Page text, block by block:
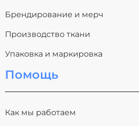
Брендирование и мерч
Производство ткани
Упаковка и маркировка
Помощь
Как мы работаем